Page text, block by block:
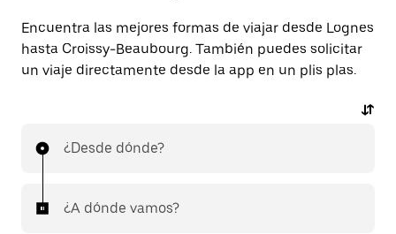
Encuentra las mejores formas de viajar desde Lognes
hasta Croissy-Beaubourg. También puedes solicitar
un viaje directamente desde la app en un plis plas.
¿Desde dónde?
¿A dónde vamos?